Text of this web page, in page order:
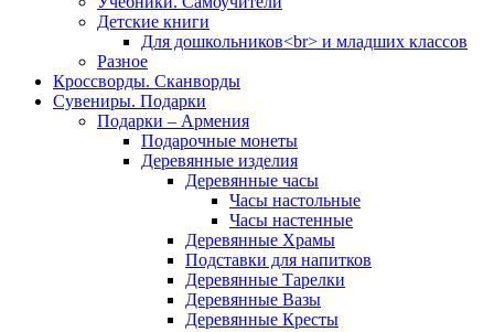
Детские книги
Для дошкольников<br> и младших классов
Разное
Кроссворды. Сканворды
Сувениры. Подарки
Подарки – Армения
Подарочные монеты
Деревянные изделия
Деревянные часы
Часы настольные
Часы настенные
Деревянные Храмы
Подставки для напитков
Деревянные Тарелки
Деревянные Вазы
Деревянные Кресты